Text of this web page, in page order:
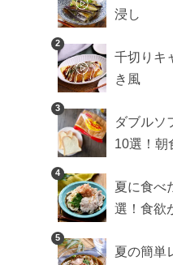
浸し
2
千切りキ
き風
3
ダブルソ
10選！朝
4
夏に食べ
選！食欲
5
夏の簡単